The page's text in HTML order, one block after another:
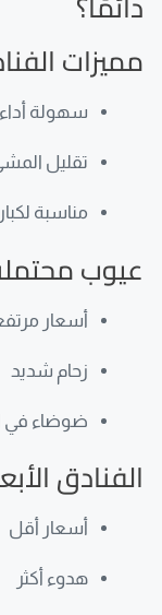
مميزات
سهولة
تقليل
مناسبة
عيوب
أسعار
زحام شديد
ضوضاء في
الفنادق
أسعار أقل
هدوء أكثر